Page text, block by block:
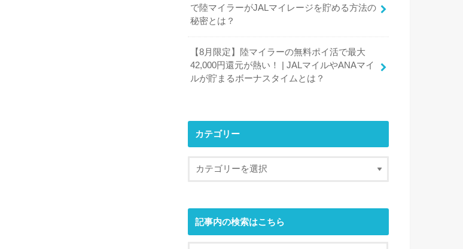
で陸マイラーがJALマイレージを貯める方法の
秘密とは？
【8月限定】陸マイラーの無料ポイ活で最大
42,000円還元が熱い！ | JALマイルやANAマイ
ルが貯まるボーナスタイムとは？
カテゴリー
記事内の検索はこちら